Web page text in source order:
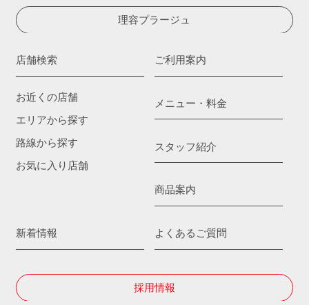
理容プラージュ
店舗検索
お近くの店舗
エリアから探す
路線から探す
お気に入り店舗
ご利用案内
メニュー・料金
スタッフ紹介
商品案内
新着情報 よくあるご質問
採用情報